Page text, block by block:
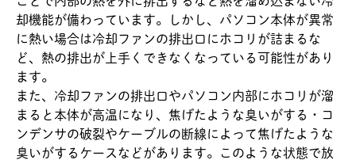
却機能が備わっています。しかし、パソコン本体が異常
に熱い場合は冷却ファンの排出口にホコリが詰まるな
ど、熱の排出が上手くできなくなっている可能性があり
ます。
また、冷却ファンの排出口やパソコン内部にホコリが溜
まると本体が高温になり、焦げたような臭いがする・コ
ンデンサの破裂やケーブルの断線によって焦げたような
臭いがするケースなどがあります。このような状態で放